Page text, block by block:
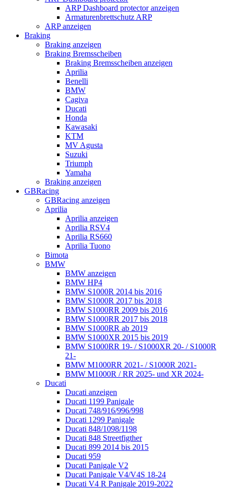
ARP Dashboard protector anzeigen
Armaturenbrettschutz ARP
ARP anzeigen
Braking
Braking anzeigen
Braking Bremsscheiben
Braking Bremsscheiben anzeigen
Aprilia
Benelli
BMW
Cagiva
Ducati
Honda
Kawasaki
KTM
MV Agusta
Suzuki
Triumph
Yamaha
Braking anzeigen
GBRacing
GBRacing anzeigen
Aprilia
Aprilia anzeigen
Aprilia RSV4
Aprilia RS660
Aprilia Tuono
Bimota
BMW
BMW anzeigen
BMW HP4
BMW S1000R 2014 bis 2016
BMW S1000R 2017 bis 2018
BMW S1000RR 2009 bis 2016
BMW S1000RR 2017 bis 2018
BMW S1000RR ab 2019
BMW S1000XR 2015 bis 2019
BMW S1000RR 19- / S1000XR 20- / S1000R
21-
BMW M1000RR 2021- / S1000R 2021-
BMW M1000R / RR 2025- und XR 2024-
Ducati
Ducati anzeigen
Ducati 1199 Panigale
Ducati 748/916/996/998
Ducati 1299 Panigale
Ducati 848/1098/1198
Ducati 848 Streetfigther
Ducati 899 2014 bis 2015
Ducati 959
Ducati Panigale V2
Ducati Panigale V4/V4S 18-24
Ducati V4 R Panigale 2019-2022